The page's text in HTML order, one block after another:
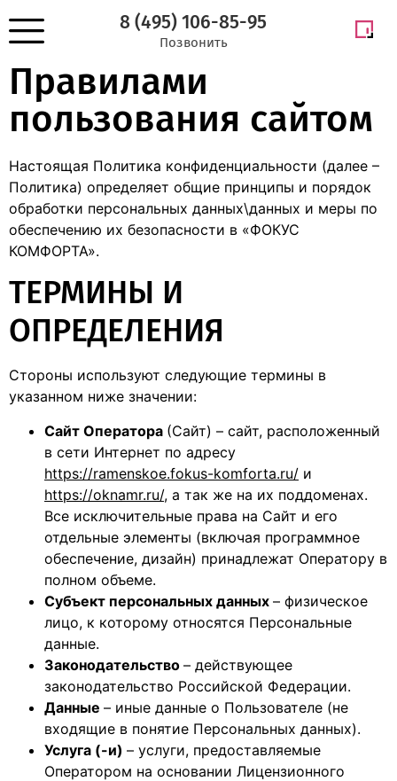
8 (495) 106-85-95
Позвонить
Правилами
пользования сайтом
Настоящая Политика конфиденциальности (далее –
Политика) определяет общие принципы и порядок
обработки персональных данных\данных и меры по
обеспечению их безопасности в «ФОКУС
КОМФОРТА».
ТЕРМИНЫ И
ОПРЕДЕЛЕНИЯ
Стороны используют следующие термины в
указанном ниже значении:
Cайт Оператора (Сайт) – сайт, расположенный
в сети Интернет по адресу
https://ramenskoe.fokus-komforta.ru/ и
https://oknamr.ru/, а так же на их поддоменах.
Все исключительные права на Сайт и его
отдельные элементы (включая программное
обеспечение, дизайн) принадлежат Оператору в
полном объеме.
Субъект персональных данных – физическое
лицо, к которому относятся Персональные
данные.
Законодательство – действующее
законодательство Российской Федерации.
Данные – иные данные о Пользователе (не
входящие в понятие Персональных данных).
Услуга (-и) – услуги, предоставляемые
Оператором на основании Лицензионного